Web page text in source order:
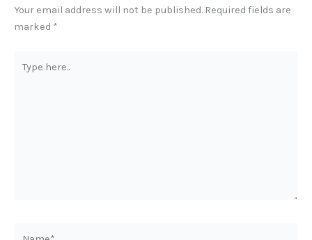
Your email address will not be published. Required fields are
marked *
here..